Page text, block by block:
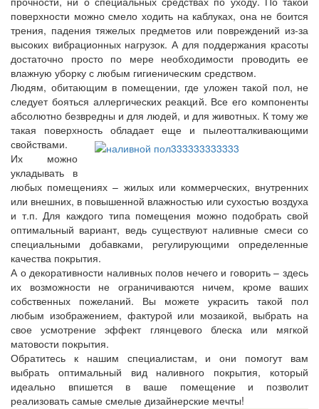
поверхности можно смело ходить на каблуках, она не боится
трения, падения тяжелых предметов или повреждений из-за
высоких вибрационных нагрузок. А для поддержания красоты
достаточно просто по мере необходимости проводить ее
влажную уборку с любым гигиеническим средством.
Людям, обитающим в помещении, где уложен такой пол, не
следует бояться аллергических реакций. Все его компоненты
абсолютно безвредны и для людей, и для животных. К тому же
такая поверхность обладает еще и пылеотталкивающими
свойствами.
Их можно
укладывать в
любых помещениях – жилых или коммерческих, внутренних
или внешних, в повышенной влажностью или сухостью воздуха
и т.п. Для каждого типа помещения можно подобрать свой
оптимальный вариант, ведь существуют наливные смеси со
специальными добавками, регулирующими определенные
качества покрытия.
А о декоративности наливных полов нечего и говорить – здесь
их возможности не ограничиваются ничем, кроме ваших
собственных пожеланий. Вы можете украсить такой пол
любым изображением, фактурой или мозаикой, выбрать на
свое усмотрение эффект глянцевого блеска или мягкой
матовости покрытия.
Обратитесь к нашим специалистам, и они помогут вам
выбрать оптимальный вид наливного покрытия, который
идеально впишется в ваше помещение и позволит
реализовать самые смелые дизайнерские мечты!